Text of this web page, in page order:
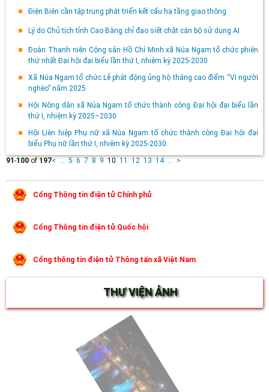
Điện Biên cần tập trung phát triển kết cấu hạ tầng giao thông
Lý do Chủ tịch tỉnh Cao Bằng chỉ đạo siết chặt cán bộ sử dụng AI
Đoàn Thanh niên Cộng sản Hồ Chí Minh xã Núa Ngam tổ chức phiên
thứ nhất Đại hội đại biểu lần thứ I, nhiệm kỳ 2025-2030
Xã Núa Ngam tổ chức Lễ phát động ủng hộ tháng cao điểm “Vì người
nghèo” năm 2025
Hội Nông dân xã Núa Ngam tổ chức thành công Đại hội đại biểu lần
thứ I, nhiệm kỳ 2025–2030
Hội Liên hiệp Phụ nữ xã Núa Ngam tổ chức thành công Đại hội đại
biểu Phụ nữ lần thứ I, nhiệm kỳ 2025-2030
91 -100 of 197< ... 5 6 7 8 9 10 11 12 13 14 ... >
Cổng Thông tin điện tử Chính phủ
Cổng Thông tin điện tử Quốc hội
Cổng thông tin điện tử Thông tấn xã Việt Nam
THƯ VIỆN ẢNH